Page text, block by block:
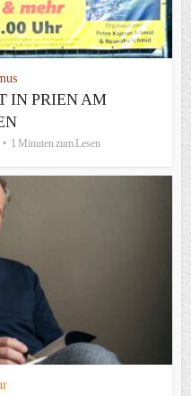
IN PRIEN AM
1 Minuten zum Lesen